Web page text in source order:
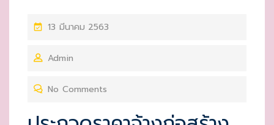
P
S
E
13 มีนาคม 2563
Admin
No Comments